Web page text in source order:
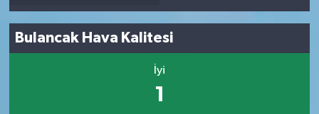
Bulancak Hava Kalitesi
İyi
1